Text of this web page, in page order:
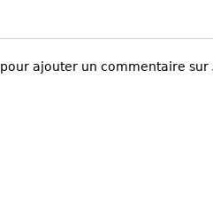
ajouter un commentaire sur